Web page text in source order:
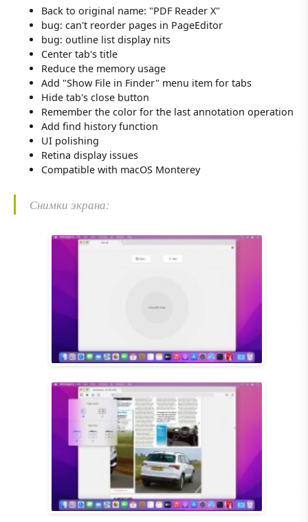
Back to original name: "PDF Reader X"
bug: can't reorder pages in PageEditor
bug: outline list display nits
Center tab's title
Reduce the memory usage
Add "Show File in Finder" menu item for tabs
Hide tab's close button
Remember the color for the last annotation operation
Add find history function
UI polishing
Retina display issues
Compatible with macOS Monterey
Снимки экрана: